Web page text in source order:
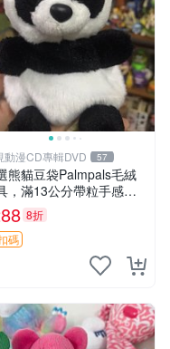
動漫CD專輯DVD 57
熊貓豆袋Palmpals毛絨
，滿13公分帶粒手感極
，電影主題周邊推薦 熊貓
毛絨玩具 豆袋 劇場
邊
8折
碼